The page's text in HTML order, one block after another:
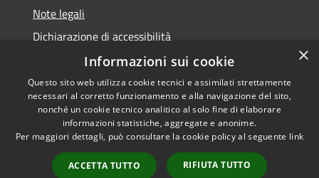
Note legali
Dichiarazione di accessibilità
Accessibilità
Privacy
Copyright © 2026 • Comune di
Caltanissetta • Powered by
Municipium•Accesso
redazione
×
Informazioni sui cookie
Questo sito web utilizza cookie tecnici e assimilati strettamente
necessari al corretto funzionamento e alla navigazione del sito,
nonché un cookie tecnico analitico al solo fine di elaborare
informazioni statistiche, aggregate e anonime.
Per maggiori dettagli, può consultare la cookie policy al seguente link
ACCETTA TUTTO RIFIUTA TUTTO